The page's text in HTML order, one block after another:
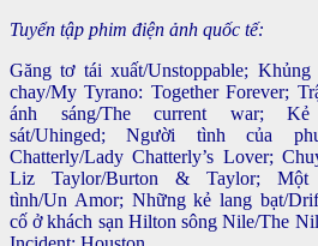
Tuyển tập phim điện ảnh quốc tế:
Găng tơ tái xuất/Unstoppable; Khủng
chay/My Tyrano: Together Forever;
ánh sáng/The current war; Kẻ
sát/Uhinged; Người tình của
Chatterly/Lady Chatterly’s Lover;
Liz Taylor/Burton & Taylor; Một
tình/Un Amor; Những kẻ lang bạt/
cố ở khách sạn Hilton sông Nile/The